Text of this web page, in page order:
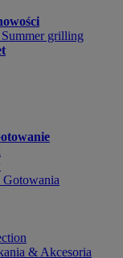
grilling
& Akcesoria